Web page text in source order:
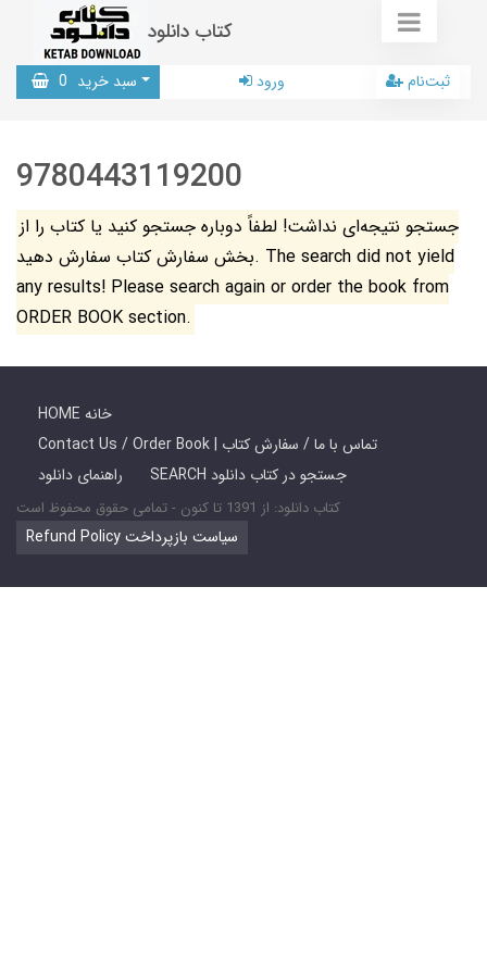
کتاب دانلود
سبد خرید 0 ورود ثبت‌نام
9780443119200
جستجو نتیجه‌ای نداشت! لطفاً دوباره جستجو کنید یا کتاب را از
بخش سفارش کتاب سفارش دهید. The search did not yield
any results! Please search again or order the book from
ORDER BOOK section.
HOME خانه
Contact Us / Order Book | تماس با ما / سفارش کتاب
راهنمای دانلود
SEARCH جستجو در کتاب دانلود
کتاب دانلود: از 1391 تا کنون - تمامی حقوق محفوظ است
Refund Policy سیاست بازپرداخت